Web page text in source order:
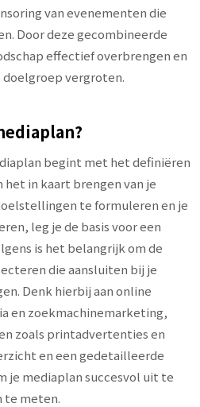
van evenementen die
Door deze gecombineerde
effectief overbrengen en
vergroten.
begint met het definiëren
in kaart brengen van je
te formuleren en je
leg je de basis voor een
is het belangrijk om de
die aansluiten bij je
Denk hierbij aan online
en zoekmachinemarketing,
zoals printadvertenties en
en een gedetailleerde
je mediaplan succesvol uit te
te meten.